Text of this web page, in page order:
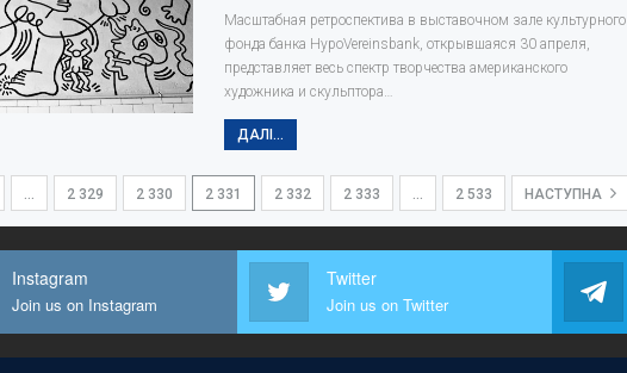
Масштабная ретроспектива в выставочном зале культурного
фонда банка HypoVereinsbank, открывшаяся 30 апреля,
представляет весь спектр творчества американского
художника и скульптора…
ДАЛІ...
… 2 329 2 330 2 331 2 332 2 333 … 2 533 НАСТУПНА
Instagram
Join us on Instagram
Twitter
Join us on Twitter